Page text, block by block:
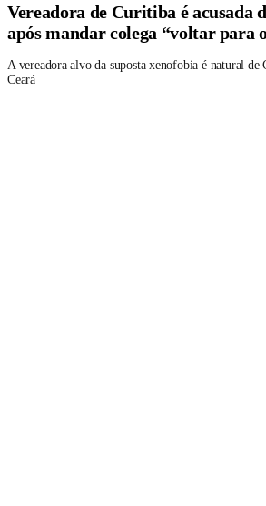
Vereadora de Curitiba é acusada
após mandar colega “voltar para
A vereadora alvo da suposta xenofobia é natural de
Ceará